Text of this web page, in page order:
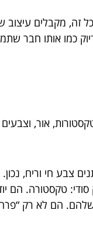
זה, מקבלים עיצוב
כמו אותו חבר
אור,
צבע חי וריח,
טקסטורה. הם
הם לא רק